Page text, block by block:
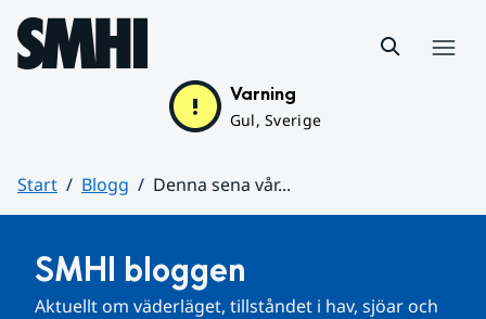
Hoppa till sidans innehåll
Varning
Gul, Sverige
Start Blogg
Denna sena vår...
SMHI bloggen
Aktuellt om väderläget, tillståndet i hav, sjöar och